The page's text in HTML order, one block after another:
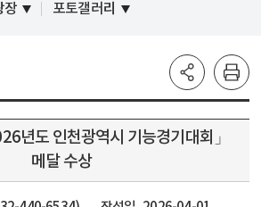
장 포토갤러리
년도 인천광역시 기능경기대회」
메달 수상